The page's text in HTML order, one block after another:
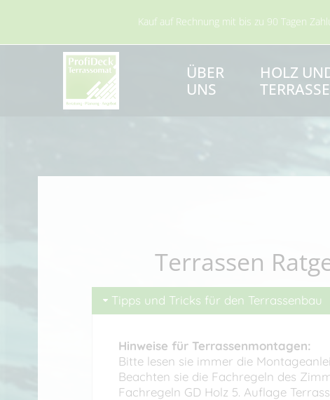
Kauf auf Rechnung mit bis zu 90 Tagen Zahlungsziel
ÜBER
UNS
HOLZ
Terrassen
Tipps und Tricks für den Terrassenbau
Hinweise für Terrassenmontagen:
Bitte lesen sie immer die
Beachten sie die Fachregeln des
Fachregeln GD Holz 5. Auflage